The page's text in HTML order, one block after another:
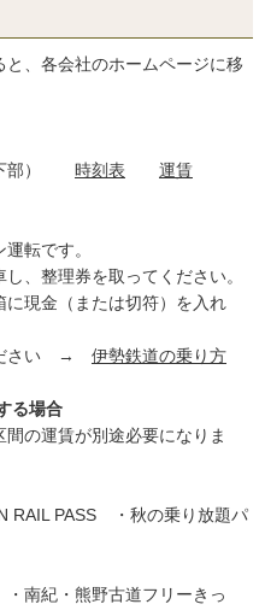
、各会社のホームページに移
下部） 時刻表 運賃
転です。
整理券を取ってください。
金（または切符）を入れ
さい → 伊勢鉄道の乗り方
る場合
の運賃が別途必要になりま
PASS ・秋の乗り放題パ
紀・熊野古道フリーきっ